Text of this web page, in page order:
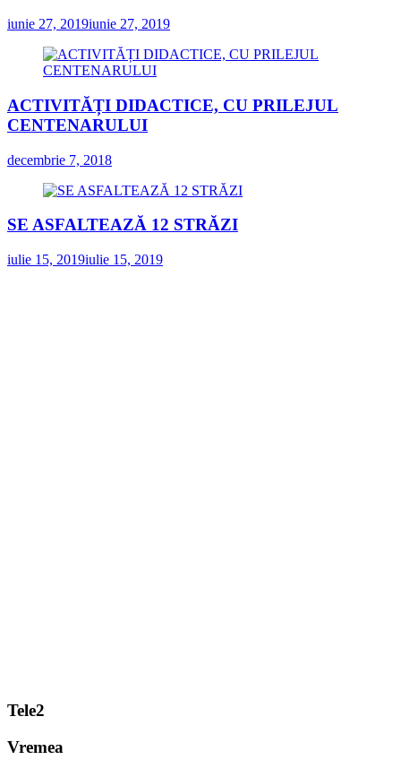
iunie 27, 2019iunie 27, 2019
ACTIVITĂȚI DIDACTICE, CU PRILEJUL
CENTENARULUI
decembrie 7, 2018
SE ASFALTEAZĂ 12 STRĂZI
iulie 15, 2019iulie 15, 2019
Tele2
Vremea